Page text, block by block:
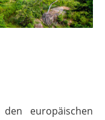
europäischen